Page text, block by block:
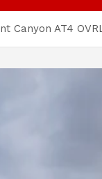
Canyon AT4